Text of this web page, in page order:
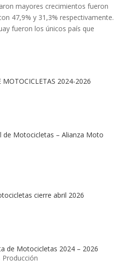
mayores crecimientos fueron
47,9% y 31,3% respectivamente.
fueron los únicos país que
MOTOCICLETAS 2024-2026
de Motocicletas – Alianza Moto
cierre abril 2026
de Motocicletas 2024 – 2026
Producción